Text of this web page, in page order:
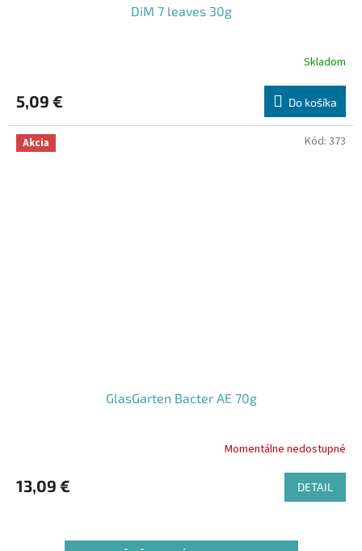
DiM 7 leaves 30g
Skladom
5,09 € Do košíka
Akcia
GlasGarten Bacter AE 70g
produktu
je
Momentálne nedostupné
13,09 € DETAIL
Kód: 373